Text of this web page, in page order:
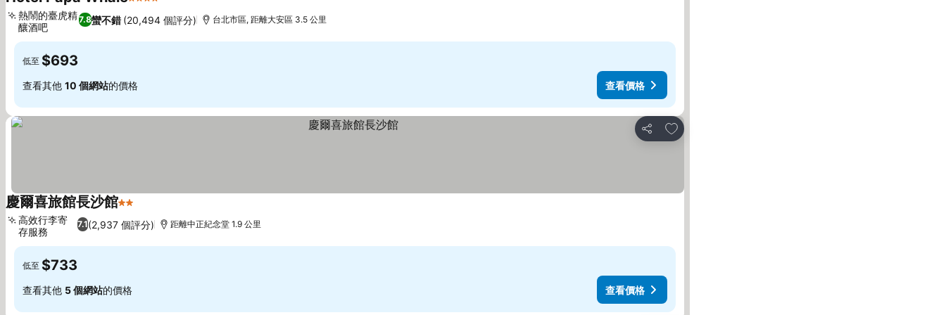
4 星級
7.8蠻不錯 (20,494 個評分)
熱鬧的臺虎精
釀酒吧
台北市區, 距離大安區 3.5 公里
低至 $693
查看其他 10 個網站的價格 查看價格
分享
加入我的最愛
慶爾喜旅館長沙館2 星級
7.1(2,937 個評分)
高效行李寄
存服務
距離中正紀念堂 1.9 公里
低至 $733
查看其他 5 個網站的價格 查看價格